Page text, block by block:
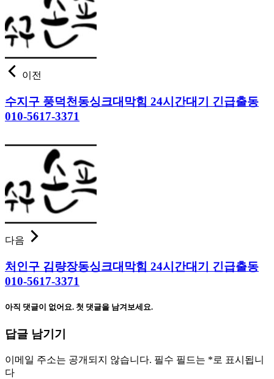
이전
수지구 풍덕천동싱크대막힘 24시간대기 긴급출동
010-5617-3371
다음
처인구 김량장동싱크대막힘 24시간대기 긴급출동
010-5617-3371
아직 댓글이 없어요. 첫 댓글을 남겨보세요.
답글 남기기
이메일 주소는 공개되지 않습니다. 필수 필드는 *로 표시됩니
다